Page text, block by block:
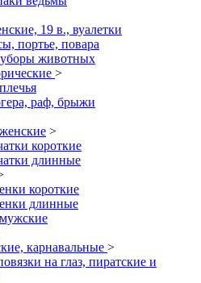
19 в., вуалетки
портье, повара
животных
>
раф, брыжи
>
короткие
длинные
короткие
длинные
карнавальные >
на глаз, пиратские и